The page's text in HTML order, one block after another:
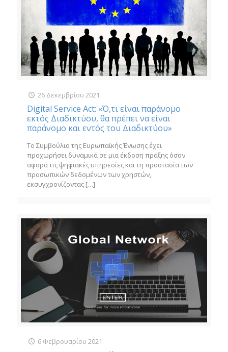
26 Δεκεμβρίου 2021
Digital Service Act: «Ό,τι είναι παράνομο
εκτός Διαδικτύου, θα πρέπει να είναι
παράνομο και εντός του Διαδικτύου»
Το Συμβούλιο της Ευρωπαϊκής Ένωσης έχει
προχωρήσει δυναμικά σε μια έκδοση πράξης όσον
αφορά τις ψηφιακές υπηρεσίες και τη προστασία των
προσωπικών δεδομένων των χρηστών,
εκσυγχρονίζοντας […]
6 Φεβρουαρίου 2021